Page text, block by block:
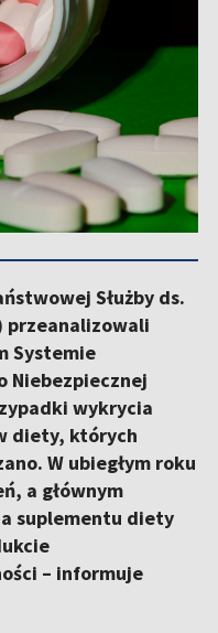
Służby ds.
przeanalizowali
Systemie
Niebezpiecznej
wykrycia
diety, których
W ubiegłym roku
a głównym
suplementu diety
– informuje